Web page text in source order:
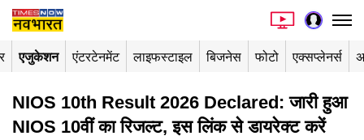
एजुकेशन एंटरटेनमेंट लाइफस्टाइल बिजनेस फोटो एक्सप्लेनर्स
NIOS 10th Result 2026 Declared: जारी हुआ
NIOS 10वीं का रिजल्ट, इस लिंक से डायरेक्ट करें